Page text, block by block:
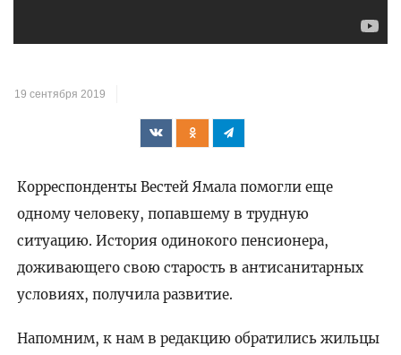
19 сентября 2019
Корреспонденты Вестей Ямала помогли еще
одному человеку, попавшему в трудную
ситуацию. История одинокого пенсионера,
доживающего свою старость в антисанитарных
условиях, получила развитие.
Напомним, к нам в редакцию обратились жильцы